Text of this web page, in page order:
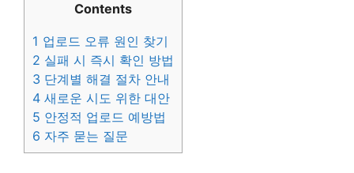
Contents
1 업로드 오류 원인 찾기
2 실패 시 즉시 확인 방법
3 단계별 해결 절차 안내
4 새로운 시도 위한 대안
5 안정적 업로드 예방법
6 자주 묻는 질문